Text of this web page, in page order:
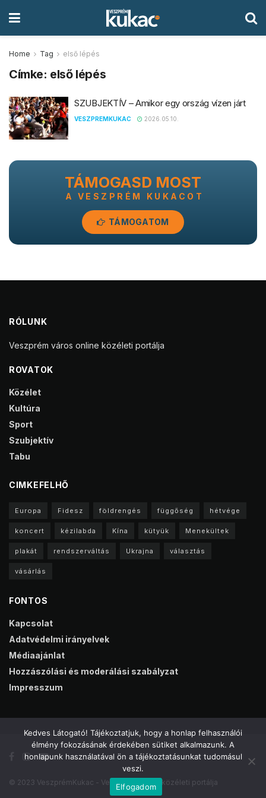
Home Tag első lépés
Címke: első lépés
SZUBJEKTÍV – Amikor egy ország vízen járt
VESZPREMKUKAC 2026.05.10.
TÁMOGASD MOST
A VESZPRÉM KUKACOT
TÁMOGATOM
RÓLUNK
Veszprém város online közéleti portálja
ROVATOK
Közélet
Kultúra
Sport
Szubjektív
Tabu
CIMKEFELHŐ
Europa Fidesz földrengés függőség hétvége
koncert kézilabda Kína kütyük Menekültek
plakát rendszerváltás Ukrajna választás
vásárlás
FONTOS
Kapcsolat
Adatvédelmi irányelvek
Médiaajánlat
Hozzászólási és moderálási szabályzat
Impresszum
© 2023 VeszprémKukac - Veszprém online közéleti portálja
Kedves Látogató! Tájékoztatjuk, hogy a honlap felhasználói
élmény fokozásának érdekében sütiket alkalmazunk. A
honlapunk használatával ön a tájékoztatásunkat tudomásul
veszi.
Elfogadom